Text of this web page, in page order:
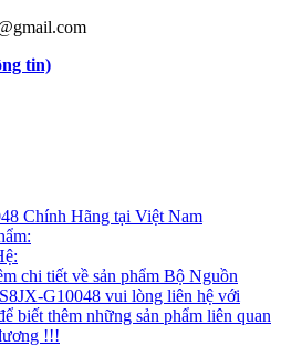
tin)
Chính Hãng tại Việt Nam
chi tiết về sản phẩm Bộ Nguồn
G10048 vui lòng liên hệ với
biết thêm những sản phẩm liên quan
!!!